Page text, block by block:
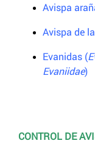
Avispa
Avispa de
Evanidas (
Evaniidae)
CONTROL DE